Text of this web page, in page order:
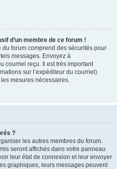
d’un membre de ce forum !
forum comprend des sécurités pour
messages. Envoyez à
courriel reçu. Il est très important
sur l’expéditeur du courriel).
mesures nécessaires.
?
les autres membres du forum.
seront affichés dans votre panneau
leur état de connexion et leur envoyer
graphiques, leurs messages peuvent